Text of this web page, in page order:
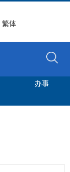
繁体
办事